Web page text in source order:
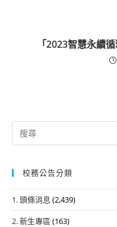
「2023智慧永續
Search
for:
校務公告分類
1. 頭條消息 (2,439)
2. 新生專區 (163)